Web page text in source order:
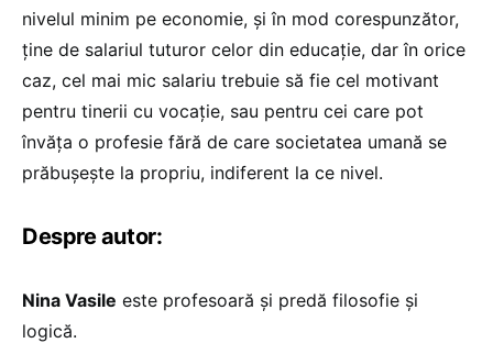
nivelul minim pe economie, și în mod corespunzător,
ține de salariul tuturor celor din educație, dar în orice
caz, cel mai mic salariu trebuie să fie cel motivant
pentru tinerii cu vocație, sau pentru cei care pot
învăța o profesie fără de care societatea umană se
prăbușește la propriu, indiferent la ce nivel.
Despre autor:
Nina Vasile este profesoară și predă filosofie şi
logică.